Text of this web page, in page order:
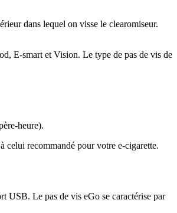
dans lequel on visse le clearomiseur.
E-smart et Vision. Le type de pas de vis de
heure).
celui recommandé pour votre e-cigarette.
USB. Le pas de vis eGo se caractérise par